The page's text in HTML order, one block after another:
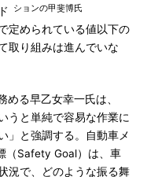
ションの甲斐博氏
定められている値以下の
取り組みは進んでいな
る早乙女幸一氏は、
うと単純で容易な作業に
」と強調する。自動車メ
（Safety Goal）は、車
況で、どのような振る舞